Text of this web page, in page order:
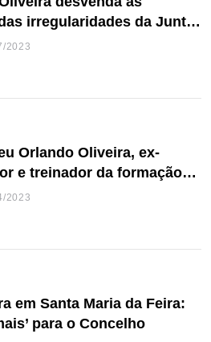
irregularidades da Junta
S. João de Ver
2023
Orlando Oliveira, ex-
e treinador da formação
do Feirense
2023
em Santa Maria da Feira:
para o Concelho